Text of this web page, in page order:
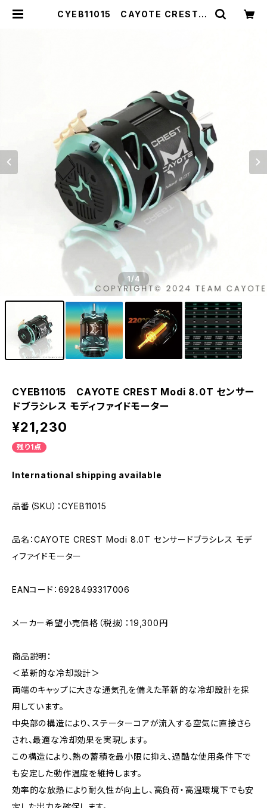
CYEB11015 CAYOTE CREST M
1/4
CYEB11015 CAYOTE CREST Modi 8.0T センサー
ドブラシレス モディファイドモーター
¥21,230
残り1点
International shipping available
品番（SKU）：CYEB11015
品名：CAYOTE CREST Modi 8.0T センサードブラシレス モデ
ィファイドモーター
EANコード：6928493317006
メーカー希望小売価格（税抜）：19,300円
商品説明：
＜革新的な冷却設計＞
両端のキャップに大きな通気孔を備えた革新的な冷却設計を採
用しています。
中央部の構造により、ステーターコアが流入する空気に直接さら
され、最適な冷却効果を実現します。
この構造により、熱の蓄積を最小限に抑え、過酷な使用条件下で
も安定した動作温度を維持します。
効率的な放熱により耐久性が向上し、高負荷・高温環境下でも安